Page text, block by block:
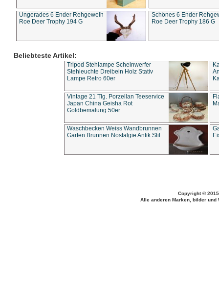
Ungerades 6 Ender Rehgeweih
Roe Deer Trophy 194 G
Schönes 6 Ender
Roe Deer Trophy 186 G
Beliebteste Artikel:
Tripod Stehlampe Scheinwerfer
Stehleuchte Dreibein Holz Stativ
Lampe Retro 60er
Vintage 21 Tlg. Porzellan Teeservice
Japan China Geisha Rot
Goldbemalung 50er
Waschbecken Weiss Wandbrunnen
Garten Brunnen Nostalgie Antik Stil
Copyright ©
Alle anderen Marken, bilder und